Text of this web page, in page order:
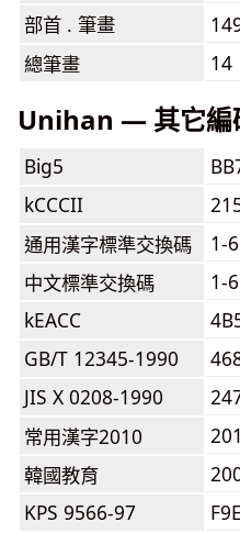
部首 . 筆畫
總筆畫
14
Unihan — 其它編
Big5
kCCCII
通用漢字標準交換碼
1-
中文標準交換碼
1-
kEACC
GB/T 12345-1990
JIS X 0208-1990
常用漢字2010
韓國教育
KPS 9566-97